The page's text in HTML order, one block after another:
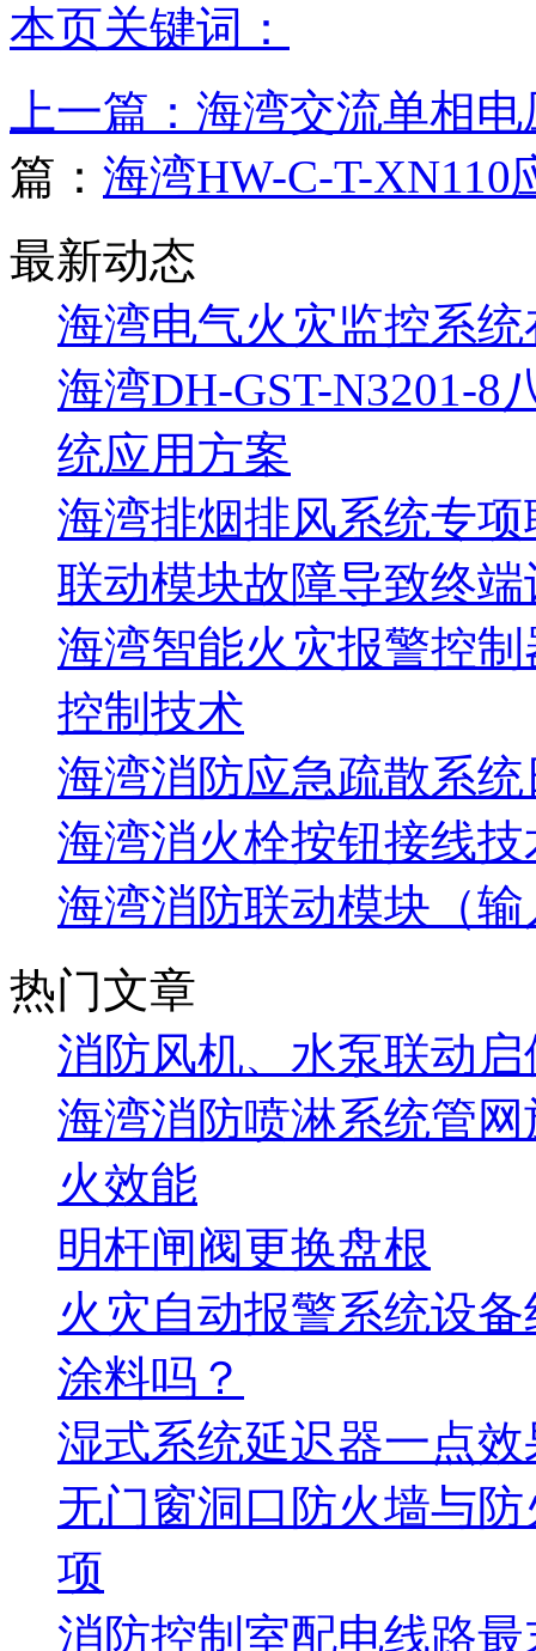
本页关键词：
上一篇： 海湾交流单相电
篇： 海湾HW-C-T-
最新动态
海湾电气火灾监控系
海湾DH-GST-N3201-8
统应用方案
海湾排烟排风系统专
联动模块故障导致终
海湾智能火灾报警控
控制技术
海湾消防应急疏散系
海湾消火栓按钮接线
海湾消防联动模块（
热门文章
消防风机、水泵联动
海湾消防喷淋系统管
火效能
明杆闸阀更换盘根
火灾自动报警系统设
涂料吗？
湿式系统延迟器一点
无门窗洞口防火墙与
项
消防控制室配电线路